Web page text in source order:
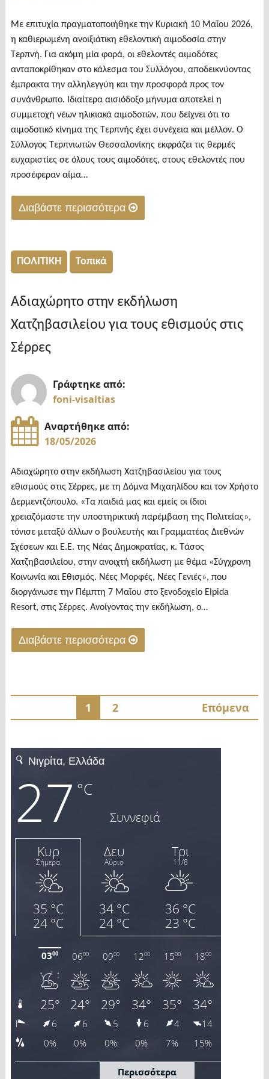
Με επιτυχία πραγματοποιήθηκε την Κυριακή 10 Μαΐου 2026,
η καθιερωμένη ανοιξιάτικη εθελοντική αιμοδοσία στην
Τερπνή. Για ακόμη μία φορά, οι εθελοντές αιμοδότες
ανταποκρίθηκαν στο κάλεσμα του Συλλόγου, αποδεικνύοντας
έμπρακτα την αλληλεγγύη και την προσφορά προς τον
συνάνθρωπο. Ιδιαίτερα αισιόδοξο μήνυμα αποτελεί η
συμμετοχή νέων ηλικιακά αιμοδοτών, που δείχνει ότι το
αιμοδοτικό κίνημα της Τερπνής έχει συνέχεια και μέλλον. Ο
Σύλλογος Τερπνιωτών Θεσσαλονίκης εκφράζει τις θερμές
ευχαριστίες σε όλους τους αιμοδότες, στους εθελοντές που
προσέφεραν αίμα…
Διαβάστε περισσότερα
αιμοδοσία
Συλλόγου
Τερπνιωτών
ΠΟΛΙΤΙΚΗ Τοπικά
Αδιαχώρητο στην εκδήλωση
Χατζηβασιλείου για τους εθισμούς στις
Σέρρες
Γράφτηκε από:
foni-visaltias
Αναρτήθηκε από:
18/05/2026
Αδιαχώρητο στην εκδήλωση Χατζηβασιλείου για τους
εθισμούς στις Σέρρες, με τη Δόμνα Μιχαηλίδου και τον Χρήστο
Δερμεντζόπουλο. «Τα παιδιά μας και εμείς οι ίδιοι
χρειαζόμαστε την υποστηρικτική παρέμβαση της Πολιτείας»,
τόνισε μεταξύ άλλων ο βουλευτής και Γραμματέας Διεθνών
Σχέσεων και Ε.Ε. της Νέας Δημοκρατίας, κ. Τάσος
Χατζηβασιλείου, στην ανοιχτή εκδήλωση με θέμα «Σύγχρονη
Κοινωνία και Εθισμός. Νέες Μορφές, Νέες Γενιές», που
διοργάνωσε την Πέμπτη 7 Μαΐου στο ξενοδοχείο Elpida
Resort, στις Σέρρες. Ανοίγοντας την εκδήλωση, ο…
Διαβάστε περισσότερα
εκδήλωση
εθισμούς
Σέρρες"
Σελιδοποίηση
1 2 Επόμενα